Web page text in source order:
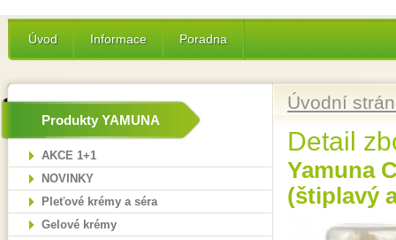
Úvod Informace Poradna
Produkty YAMUNA
AKCE 1+1
NOVINKY
Pleťové krémy a séra
Gelové krémy
Úvodní
Detail
Yamuna
(štiplavý